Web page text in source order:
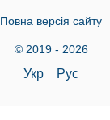
Повна версія сайту
© 2019 - 2026
Укр Рус